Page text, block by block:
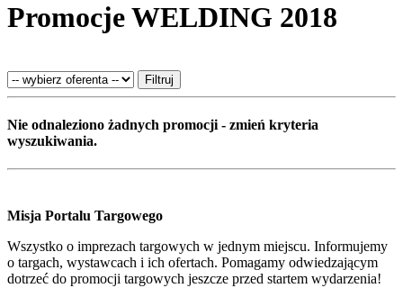
Promocje WELDING 2018
Filtruj
Nie odnaleziono żadnych promocji - zmień kryteria
wyszukiwania.
Misja Portalu Targowego
Wszystko o imprezach targowych w jednym miejscu. Informujemy
o targach, wystawcach i ich ofertach. Pomagamy odwiedzającym
dotrzeć do promocji targowych jeszcze przed startem wydarzenia!